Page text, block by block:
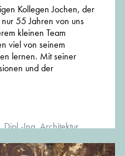
Kollegen Jochen, der
55 Jahren von uns
kleinen Team
viel von seinem
lernen. Mit seiner
und der
Dipl.-Ing. Architektur